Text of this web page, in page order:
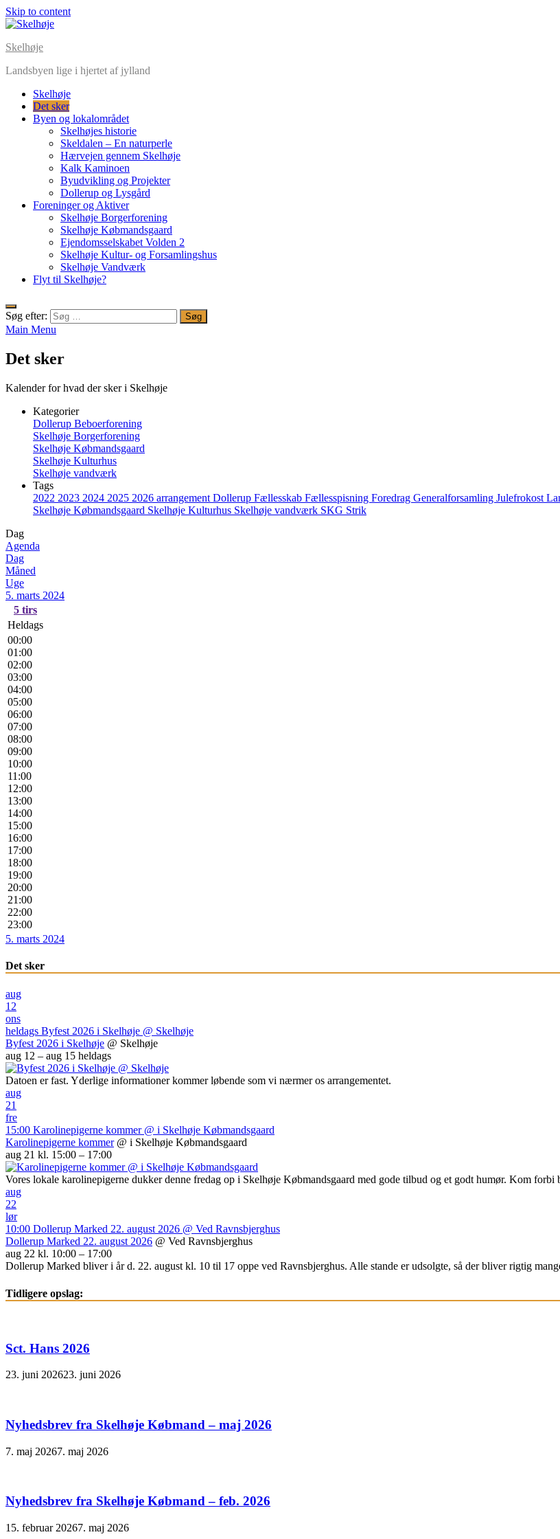
Skip to content
Skelhøje
Landsbyen lige i hjertet af jylland
Skelhøje
Det sker
Byen og lokalområdet
Skelhøjes historie
Skeldalen – En naturperle
Hærvejen gennem Skelhøje
Kalk Kaminoen
Byudvikling og Projekter
Dollerup og Lysgård
Foreninger og Aktiver
Skelhøje Borgerforening
Skelhøje Købmandsgaard
Ejendomsselskabet Volden 2
Skelhøje Kultur- og Forsamlingshus
Skelhøje Vandværk
Flyt til Skelhøje?
Søg efter:
Main Menu
Det sker
Kalender for hvad der sker i Skelhøje
Kategorier
Dollerup Beboerforening
Skelhøje Borgerforening
Skelhøje Købmandsgaard
Skelhøje Kulturhus
Skelhøje vandværk
Tags
2022 2023 2024 2025 2026 arrangement Dollerup Fællesskab Fællesspisning Foredrag Generalforsamling Julefrokost
Skelhøje Købmandsgaard Skelhøje Kulturhus Skelhøje vandværk SKG Strik
Dag
Agenda
Dag
Måned
Uge
5. marts 2024
5 tirs
Heldags
00:00
01:00
02:00
03:00
04:00
05:00
06:00
07:00
08:00
09:00
10:00
11:00
12:00
13:00
14:00
15:00
16:00
17:00
18:00
19:00
20:00
21:00
22:00
23:00
5. marts 2024
Det sker
aug
12
ons
heldags Byfest 2026 i Skelhøje @ Skelhøje
Byfest 2026 i Skelhøje @ Skelhøje
aug 12 – aug 15 heldags
Datoen er fast. Yderlige informationer kommer løbende som vi nærmer os arrangementet.
aug
21
fre
15:00 Karolinepigerne kommer @ i Skelhøje Købmandsgaard
Karolinepigerne kommer @ i Skelhøje Købmandsgaard
aug 21 kl. 15:00 – 17:00
Vores lokale karolinepigerne dukker denne fredag op i Skelhøje Købmandsgaard med gode tilbud og et godt humør. Kom
aug
22
lør
10:00 Dollerup Marked 22. august 2026 @ Ved Ravnsbjerghus
Dollerup Marked 22. august 2026 @ Ved Ravnsbjerghus
aug 22 kl. 10:00 – 17:00
Dollerup Marked bliver i år d. 22. august kl. 10 til 17 oppe ved Ravnsbjerghus. Alle stande er udsolgte, så der bliver rigtig
Tidligere opslag:
Sct. Hans 2026
23. juni 202623. juni 2026
Nyhedsbrev fra Skelhøje Købmand – maj 2026
7. maj 20267. maj 2026
Nyhedsbrev fra Skelhøje Købmand – feb. 2026
15. februar 20267. maj 2026